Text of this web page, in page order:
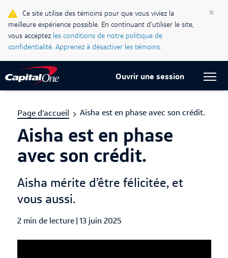
Ce site utilise des témoins pour que vous viviez la
meilleure expérience possible. En continuant d'utiliser le site,
vous acceptez les conditions de notre politique de
confidentialité. Apprenez à désactiver les témoins.
×
Blogue Ma vie, mon crédit
Centre d’assistance
Current Locale:
Français (Canada)
Ouvrir une session
Page d’accueil Aisha est en phase avec son crédit.
Aisha est en phase
avec son crédit.
Aisha mérite d’être félicitée, et
vous aussi.
2 min de lecture Published Date
13 juin 2025